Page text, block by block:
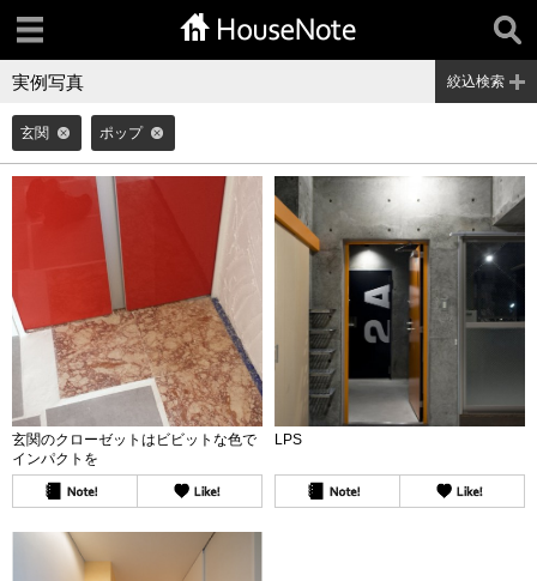
実例写真 絞込検索
玄関 ポップ
玄関のクローゼットはビビットな色で
インパクトを
LPS